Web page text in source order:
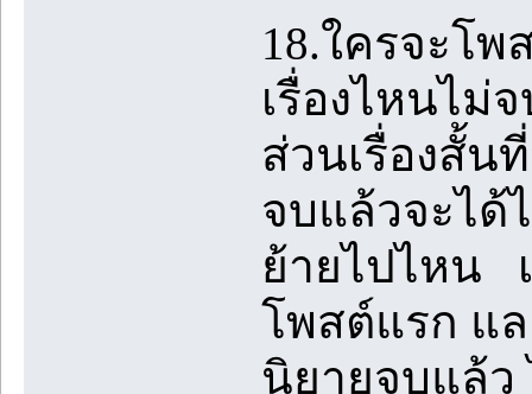
18.ใครจะโ
เรื่องไหนไม่
ส่วนเรื่องสั้น
จบแล้วจะได้
ย้ายไปไหน
โพสต์แรก แ
นิยายจบแล้ว